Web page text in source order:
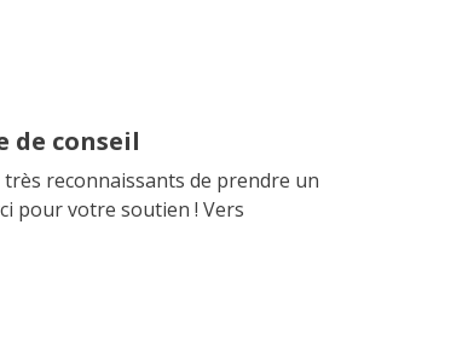
de conseil
reconnaissants de prendre un
pour votre soutien ! Vers